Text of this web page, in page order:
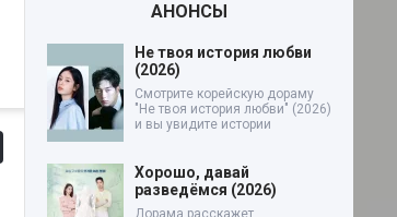
АНОНСЫ
Не твоя история любви
(2026)
Смотрите корейскую дораму
"Не твоя история любви" (2026)
и вы увидите истории
Хорошо, давай
разведёмся (2026)